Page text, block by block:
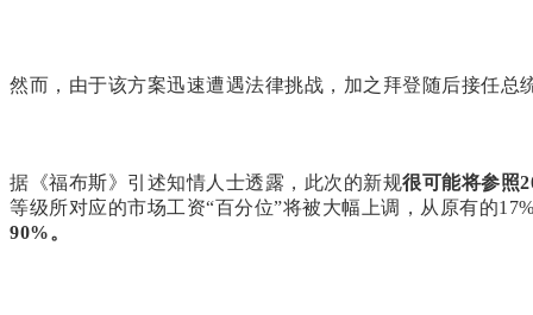
然而，由于该方案迅速遭遇法律挑战，加之拜登随后接任总
据《福布斯》引述知情人士透露，此次的新规很可能将参照
等级所对应的市场工资“百分位”将被大幅上调，从原有的
90%。